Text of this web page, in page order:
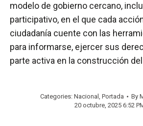
modelo de gobierno cercano,
participativo, en el que cada
ciudadanía cuente con las
para informarse, ejercer sus
parte activa en la construcción
Categories: Nacional , Portada By
20 octubre, 2025 6:52